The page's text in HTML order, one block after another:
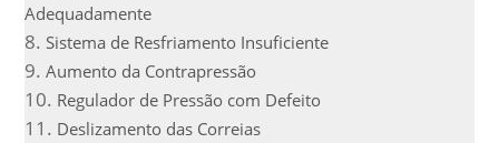
Adequadamente
Sistema de Resfriamento Insuficiente
Aumento da Contrapressão
Regulador de Pressão com Defeito
Deslizamento das Correias